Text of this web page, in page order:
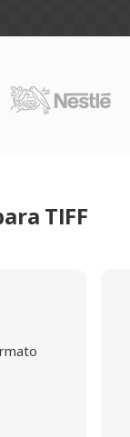
TIFF